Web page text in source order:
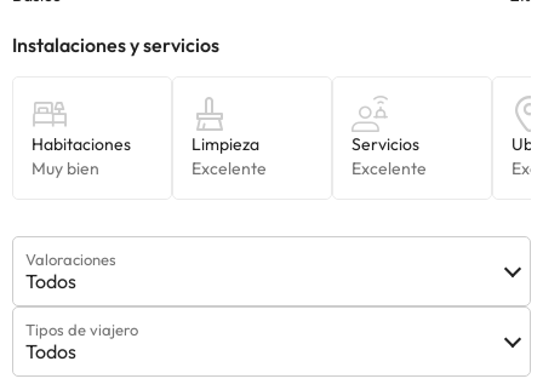
Valoraciones
Todos
Tipos de viajero
Todos